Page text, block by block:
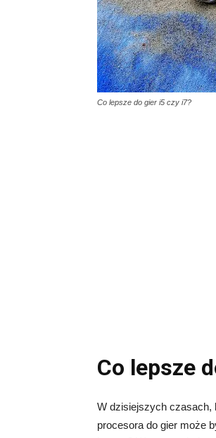
Co lepsze do gier i5 czy i7?
Co lepsze
W dzisiejszych czasach,
procesora do gier może